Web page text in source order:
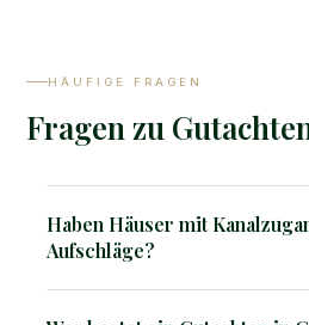
HÄUFIGE FRAGEN
Fragen zu
Haben Häuser mit
Aufschläge?